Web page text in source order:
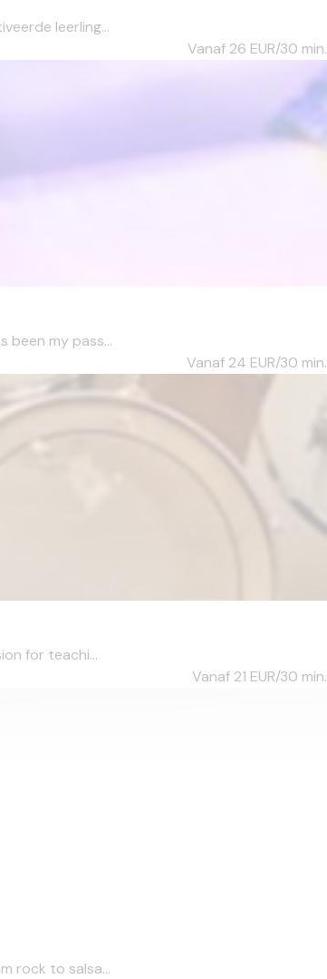
leerling...
Vanaf 26 EUR/30 min.
been my pass...
Vanaf 24 EUR/30 min.
for teachi...
Vanaf 21 EUR/30 min.
rock to salsa...